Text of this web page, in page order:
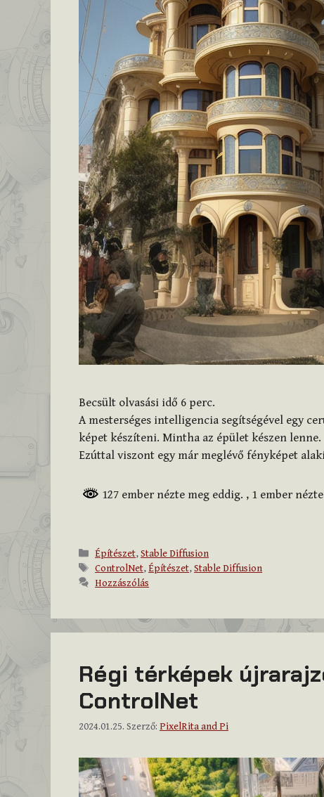
Becsült olvasási idő 6 perc.
A mesterséges intelligencia segítségével egy
képet készíteni. Mintha az épület készen lenne.
Ezúttal viszont egy már meglévő fényképet
127 ember nézte meg eddig. , 1 ember
Kategória
Építészet,Stable Diffusion
Címkék
ControlNet,Építészet,Stable Diffusion
Hozzászólás
Régi térképek
ControlNet
2024.01.25. Szerző: PixelRita and Pi